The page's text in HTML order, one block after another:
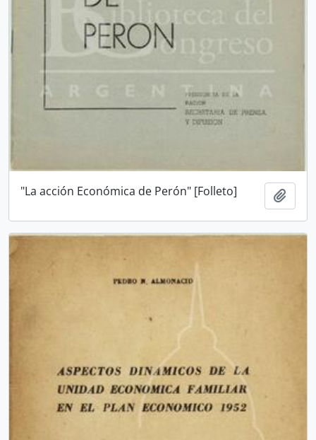
"La acción Económica de Perón" [Folleto]